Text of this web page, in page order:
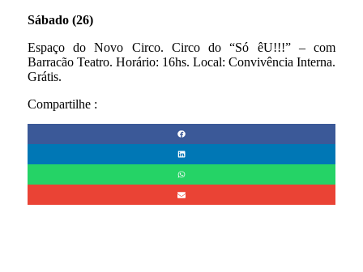
Sábado (26)
Espaço do Novo Circo. Circo do “Só êU!!!” – com
Barracão Teatro. Horário: 16hs. Local: Convivência Interna.
Grátis.
Compartilhe :